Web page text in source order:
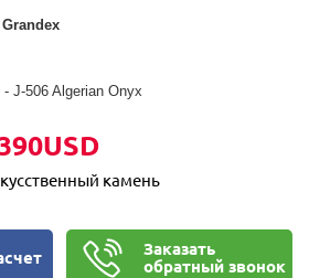
- J-506 Algerian Onyx
камень
Заказать
обратный звонок